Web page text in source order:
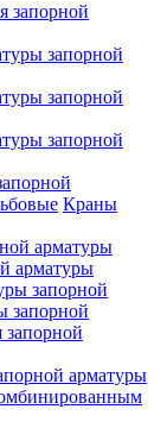
запорной
запорной
запорной
запорной
Краны
арматуры
запорной
арматуры